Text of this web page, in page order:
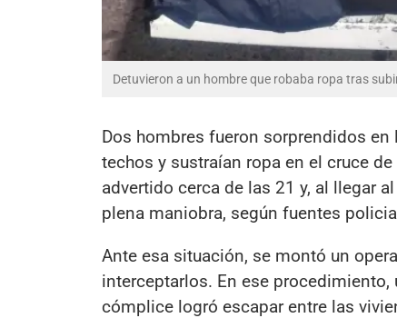
Detuvieron a un hombre que robaba ropa tras
Dos hombres fueron sorprendidos
techos y sustraían ropa en el cruce de
advertido cerca de las 21 y, al llegar
plena maniobra, según fuentes
Ante esa situación, se montó un
interceptarlos. En ese
cómplice logró escapar entre las